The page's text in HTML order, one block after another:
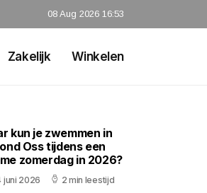
08 Aug 2026 16:53
Zakelijk Winkelen
kun je zwemmen in
Oss tijdens een
zomerdag in 2026?
juni 2026 2 min leestijd